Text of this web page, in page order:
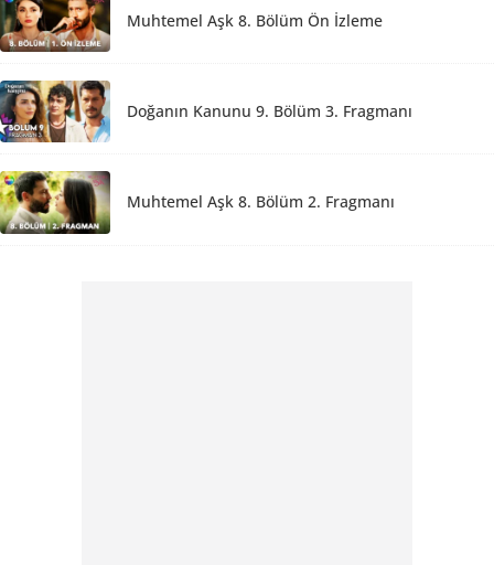
Muhtemel Aşk 8. Bölüm Ön İzleme
Doğanın Kanunu 9. Bölüm 3. Fragmanı
Muhtemel Aşk 8. Bölüm 2. Fragmanı